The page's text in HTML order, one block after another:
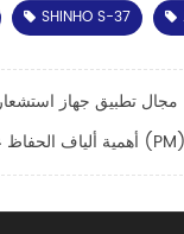
SHINHO S-37
مجال تطبيق جهاز
أهمية ألياف الحفاظ على الاستقطاب (PM)